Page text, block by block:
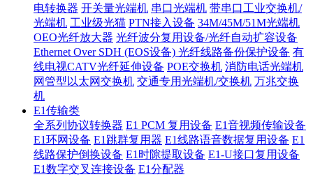
电转换器 开关量光端机 串口光端机 带串口工业交换机/
光端机 工业级光猫 PTN接入设备 34M/45M/51M光端机
OEO光纤放大器 光纤波分复用设备/光纤自动扩容设备
Ethernet Over SDH (EOS设备) 光纤线路备份保护设备 有
线电视CATV光纤延伸设备 POE交换机 消防电话光端机
网管型以太网交换机 交通专用光端机/交换机 万兆交换
机
E1传输类
全系列协议转换器 E1 PCM 复用设备 E1音视频传输设备
E1环网设备 E1跳群复用器 E1线路语音数据复用设备 E1
线路保护倒换设备 E1时隙提取设备 E1-U接口复用设备
E1数字交叉连接设备 E1分配器